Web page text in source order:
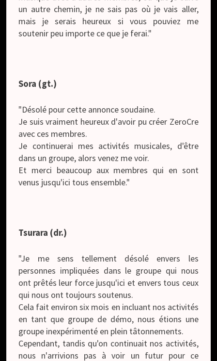
un autre chemin, je ne sais pas où je vais aller,
mais je serais heureux si vous pouviez me
soutenir peu importe ce que je ferai."
Sora (gt.)
"Désolé pour cette annonce soudaine.
Je suis vraiment heureux d'avoir pu créer ZeroCre
avec ces membres.
Je continuerai mes activités musicales, d'être
dans un groupe, alors venez me voir.
Et merci beaucoup aux membres qui en sont
venus jusqu'ici tous ensemble."
Tsurara (dr.)
"Je me sens tellement désolé envers les
personnes impliquées dans le groupe qui nous
ont prêtés leur force jusqu'ici et envers tous ceux
qui nous ont toujours soutenus.
Cela fait environ six mois en incluant nos activités
en tant que groupe de démo, nous étions une
groupe inexpérimenté en plein tâtonnements.
Cependant, tandis qu'on continuait nos activités,
nous n'arrivions pas à voir un futur pour ce